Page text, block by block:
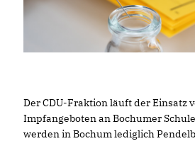
Der CDU-Fraktion läuft der Einsatz
Impfangeboten an Bochumer
werden in Bochum lediglich